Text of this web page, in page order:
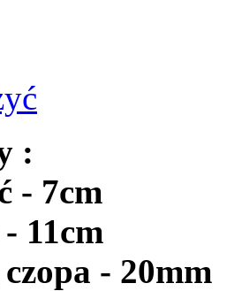
:
- 7cm
11cm
- 20mm